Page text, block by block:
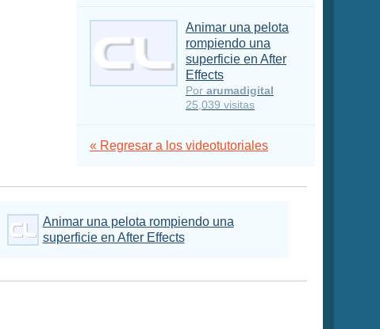
Animar una pelota
rompiendo una
superficie en After
Effects
Por arumadigital
25,039 visitas
« Regresar a los videotutoriales
Animar una pelota rompiendo una
superficie en After Effects